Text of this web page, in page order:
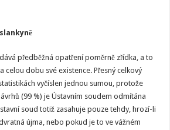
předběžná opatření poměrně zřídka, a to
celou dobu své existence. Přesný celkový
vyčíslen jednou sumou, protože
(99 %) je Ústavním soudem odmítána
soud totiž zasahuje pouze tehdy, hrozí-li
újma, nebo pokud je to ve vážném